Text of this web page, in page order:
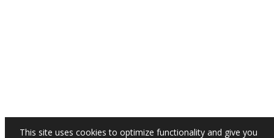
This site uses cookies to optimize functionality and give you